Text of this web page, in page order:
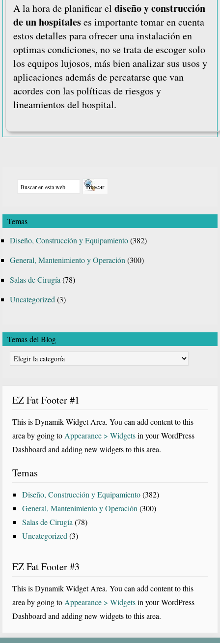
A la hora de planificar el diseño y construcción
de un hospitaleses importante tomar en cuenta
estos detalles para ofrecer una instalación en
optimas condiciones, no se trata de escoger solo
los equipos lujosos, más bien analizar sus usos y
aplicaciones además de percatarse que van
acordes con las políticas de riesgos y
lineamientos del hospital.
lateral
web
Temas
Diseño, Construcción y Equipamiento(382)
General, Mantenimiento y Operación (300)
Salas de Cirugía (78)
Uncategorized (3)
Temas del Blog
Temas
del
EZ Fat Footer #1
This is Dynamik Widget Area. You can add content to this
area by going to Appearance > Widgetsin your WordPress
Dashboard and adding new widgets to this area.
Temas
Diseño, Construcción y Equipamiento(382)
General, Mantenimiento y Operación (300)
Salas de Cirugía (78)
Uncategorized (3)
EZ Fat Footer #3
This is Dynamik Widget Area. You can add content to this
area by going to Appearance > Widgetsin your WordPress
Dashboard and adding new widgets to this area.